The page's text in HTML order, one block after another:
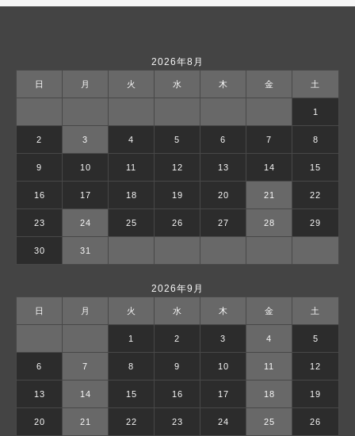
2026年8月
日 月 火 水 木 金 土
1
2 3 4 5 6 7 8
9 10 11 12 13 14 15
16 17 18 19 20 21 22
23 24 25 26 27 28 29
30 31
2026年9月
日 月 火 水 木 金 土
1 2 3 4 5
6 7 8 9 10 11 12
13 14 15 16 17 18 19
20 21 22 23 24 25 26